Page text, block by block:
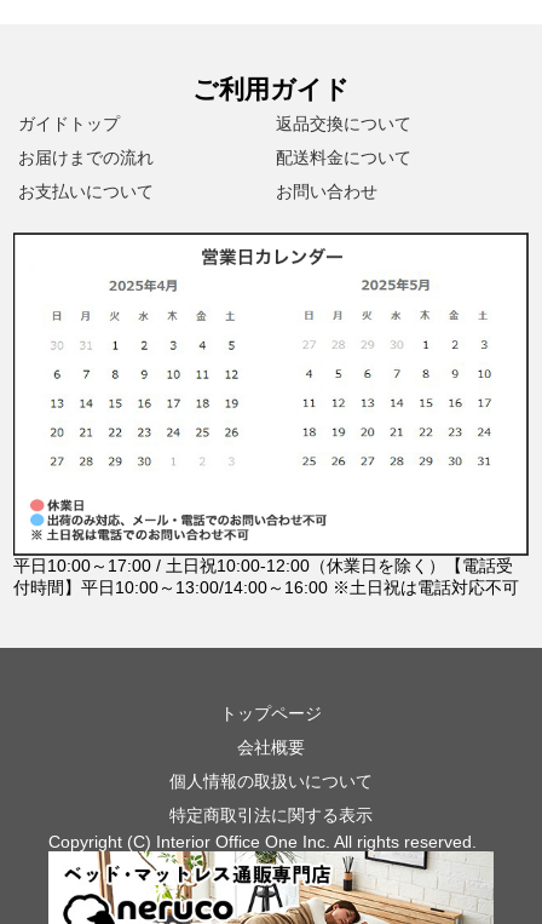
ご利用ガイド
ガイドトップ
返品交換について
お届けまでの流れ
配送料金について
お支払いについて
お問い合わせ
平日10:00～17:00 / 土日祝10:00-12:00（休業日を除く）
【電話受
付時間】平日10:00～13:00/14:00～16:00 ※土日祝は電話対応不可
トップページ
会社概要
個人情報の取扱いについて
特定商取引法に関する表示
Copyright (C) Interior Office One Inc. All rights reserved.